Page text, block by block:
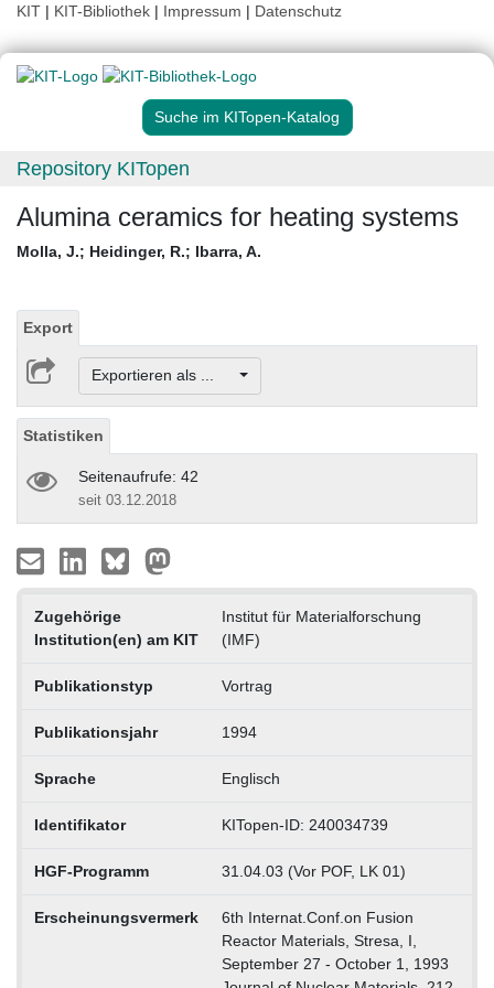
KIT | KIT-Bibliothek | Impressum | Datenschutz
Suche im KITopen-Katalog
Repository KITopen
Alumina ceramics for heating systems
Molla, J.; Heidinger, R.; Ibarra, A.
Export
Exportieren als ...
Statistiken
Seitenaufrufe: 42
seit 03.12.2018
Zugehörige
Institution(en) am KIT
Institut für Materialforschung
(IMF)
Publikationstyp Vortrag
Publikationsjahr 1994
Sprache Englisch
Identifikator KITopen-ID: 240034739
HGF-Programm 31.04.03 (Vor POF, LK 01)
Erscheinungsvermerk
6th Internat.Conf.on Fusion
Reactor Materials, Stresa, I,
September 27 - October 1, 1993